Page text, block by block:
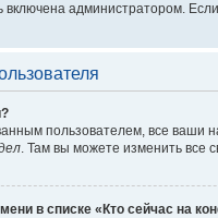
включена администратором.
пользователем, все
. Там вы можете изменить все
в списке «Кто сейчас на